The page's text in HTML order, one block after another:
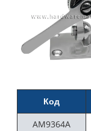
Код
AM9364A